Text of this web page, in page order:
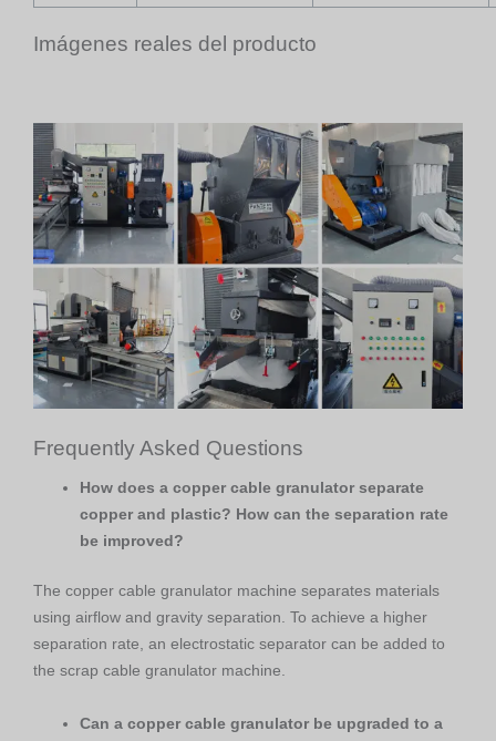
Imágenes reales del producto
Frequently Asked Questions
How does a copper cable granulator separate
copper and plastic? How can the separation rate
be improved?
The copper cable granulator machine separates materials
using airflow and gravity separation. To achieve a higher
separation rate, an electrostatic separator can be added to
the scrap cable granulator machine.
Can a copper cable granulator be upgraded to a